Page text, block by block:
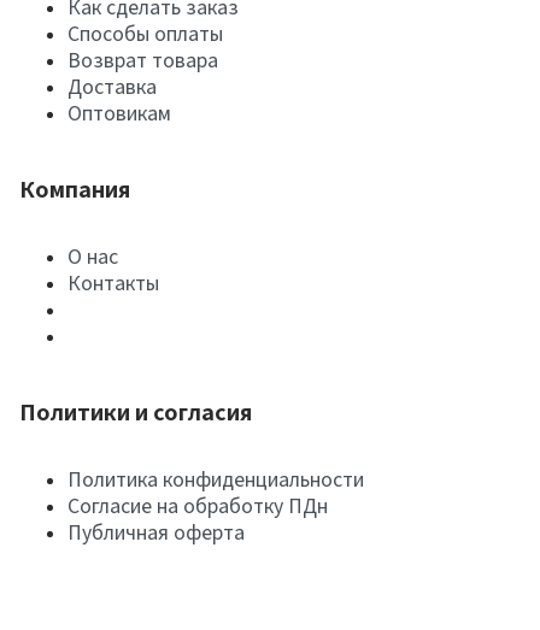
Как сделать заказ
Способы оплаты
Возврат товара
Доставка
Оптовикам
Компания
О нас
Контакты
Политики и согласия
Политика конфиденциальности
Согласие на обработку ПДн
Публичная оферта